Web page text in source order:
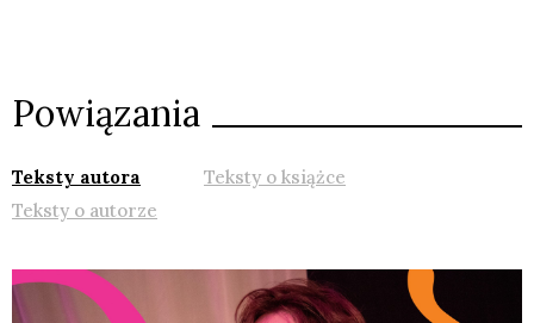
Powiązania
Teksty autora
Teksty o książce
Teksty o autorze